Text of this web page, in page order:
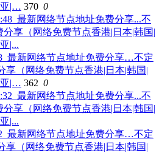
亚|… 370 0
最新网络节点地址免费分享…不定
（网络免费节点香港|日本|韩国|
亚|… 362 0
最新网络节点地址免费分享…不定
（网络免费节点香港|日本|韩国|